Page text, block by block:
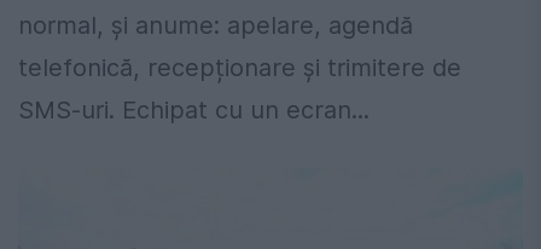
normal, şi anume: apelare, agendă
telefonică, recepționare şi trimitere de
SMS-uri. Echipat cu un ecran...